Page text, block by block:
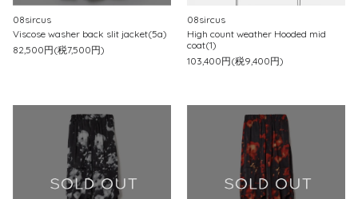
08sircus
Viscose washer back slit jacket(5a)
82,500円(税7,500円)
08sircus
High count weather Hooded mid
coat(1)
103,400円(税9,400円)